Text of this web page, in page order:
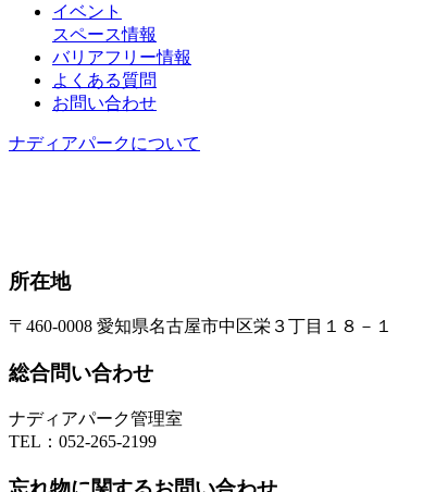
イベント
スペース情報
バリアフリー情報
よくある質問
お問い合わせ
ナディアパークについて
所在地
〒460-0008 愛知県名古屋市中区栄３丁目１８－１
総合問い合わせ
ナディアパーク管理室
TEL： 052-265-2199